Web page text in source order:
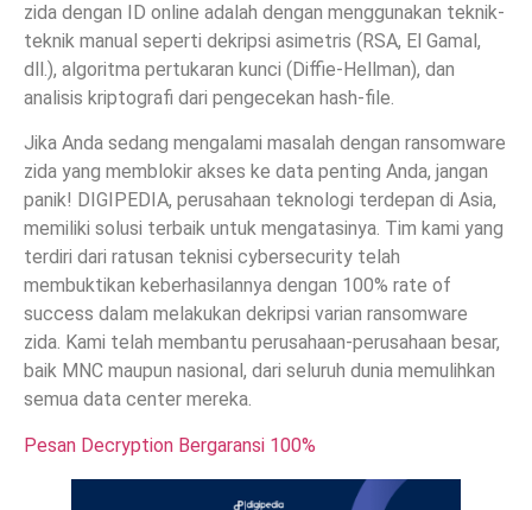
zida dengan ID online adalah dengan menggunakan teknik-
teknik manual seperti dekripsi asimetris (RSA, El Gamal,
dll.), algoritma pertukaran kunci (Diffie-Hellman), dan
analisis kriptografi dari pengecekan hash-file.
Jika Anda sedang mengalami masalah dengan ransomware
zida yang memblokir akses ke data penting Anda, jangan
panik! DIGIPEDIA, perusahaan teknologi terdepan di Asia,
memiliki solusi terbaik untuk mengatasinya. Tim kami yang
terdiri dari ratusan teknisi cybersecurity telah
membuktikan keberhasilannya dengan 100% rate of
success dalam melakukan dekripsi varian ransomware
zida. Kami telah membantu perusahaan-perusahaan besar,
baik MNC maupun nasional, dari seluruh dunia memulihkan
semua data center mereka.
Pesan Decryption Bergaransi 100%